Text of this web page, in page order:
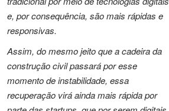
e, por consequência, são mais rápidas e
responsivas.
Assim, do mesmo jeito que a cadeira da
construção civil passará por esse
momento de instabilidade, essa
recuperação virá ainda mais rápida por